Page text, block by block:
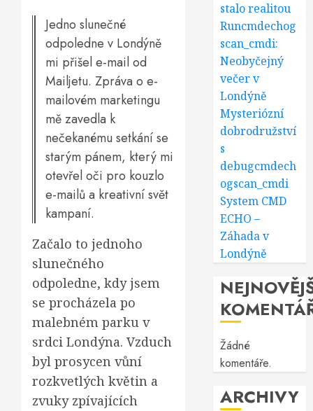
Jedno slunečné
odpoledne v Londýně
mi přišel e-mail od
Mailjetu. Zpráva o e-
mailovém marketingu
mě zavedla k
nečekanému setkání se
starým pánem, který mi
otevřel oči pro kouzlo
e-mailů a kreativní svět
kampaní.
Začalo to jednoho
slunečného
odpoledne, kdy jsem
se procházela po
malebném parku v
srdci Londýna. Vzduch
byl prosycen vůní
rozkvetlých květin a
zvuky zpívajících
stalo realitou
Runcmdechog
scan_cmdi:
Neobyčejný
večer v
Londýně
Mysteriózní
dobrodružství
s
debugcmdech
ogscan_cmdi
System CMD
ECHO –
Záhada v
Londýně
Žádné
komentáře.
ARCHIVY